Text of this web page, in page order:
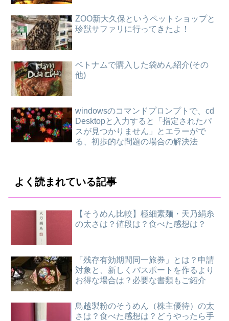
ZOO新大久保というペットショップと
珍獣サファリに行ってきたよ！
ベトナムで購入した袋めん紹介(その
他)
windowsのコマンドプロンプトで、cd
Desktopと入力すると「指定されたパ
スが見つかりません」とエラーがで
る、初歩的な問題の場合の解決法
よく読まれている記事
【そうめん比較】極細素麺・天乃絹糸
の太さは？値段は？食べた感想は？
「残存有効期間同一旅券」とは？申請
対象と、新しくパスポートを作るより
お得な場合は？必要な書類もご紹介
鳥越製粉のそうめん（株主優待）の太
さは？食べた感想は？どうやったら手